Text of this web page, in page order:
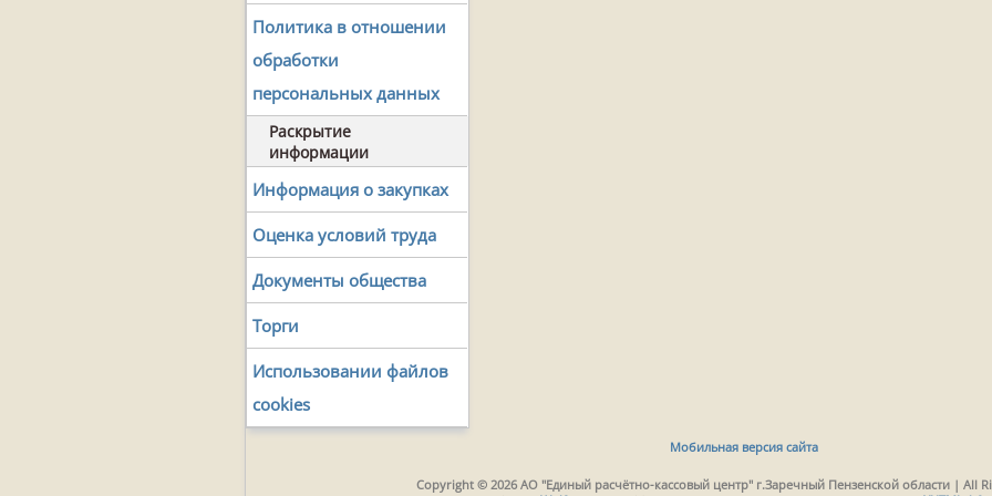
Политика в отношении
обработки
персональных данных
Раскрытие
информации
Информация о закупках
Оценка условий труда
Документы общества
Торги
Использовании файлов
cookies
Мобильная версия сайта
Copyright © 2026 АО "Единый расчётно-кассовый центр" г.Заречный Пензенской области | All